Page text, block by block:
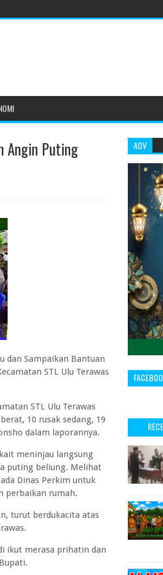
Angin Puting
dan Sampaikan Bantuan
STL Ulu Terawas
STL Ulu Terawas
10 rusak sedang, 19
dalam laporannya.
meninjau langsung
puting beliung. Melihat
Dinas Perkim untuk
perbaikan rumah.
turut berdukacita atas
ikut merasa prihatin dan
ADV